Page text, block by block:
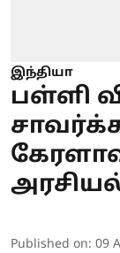
இந்தியா
பள்ளி
Published on: 09